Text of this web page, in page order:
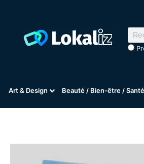
Art & Design Beauté / Bien-être / Santé